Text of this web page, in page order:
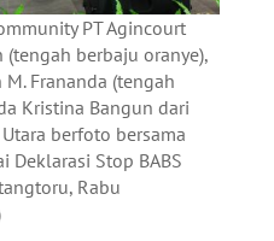
PT Agincourt
(tengah berbaju oranye),
Frananda (tengah
Kristina Bangun dari
berfoto bersama
Deklarasi Stop BABS
Rabu